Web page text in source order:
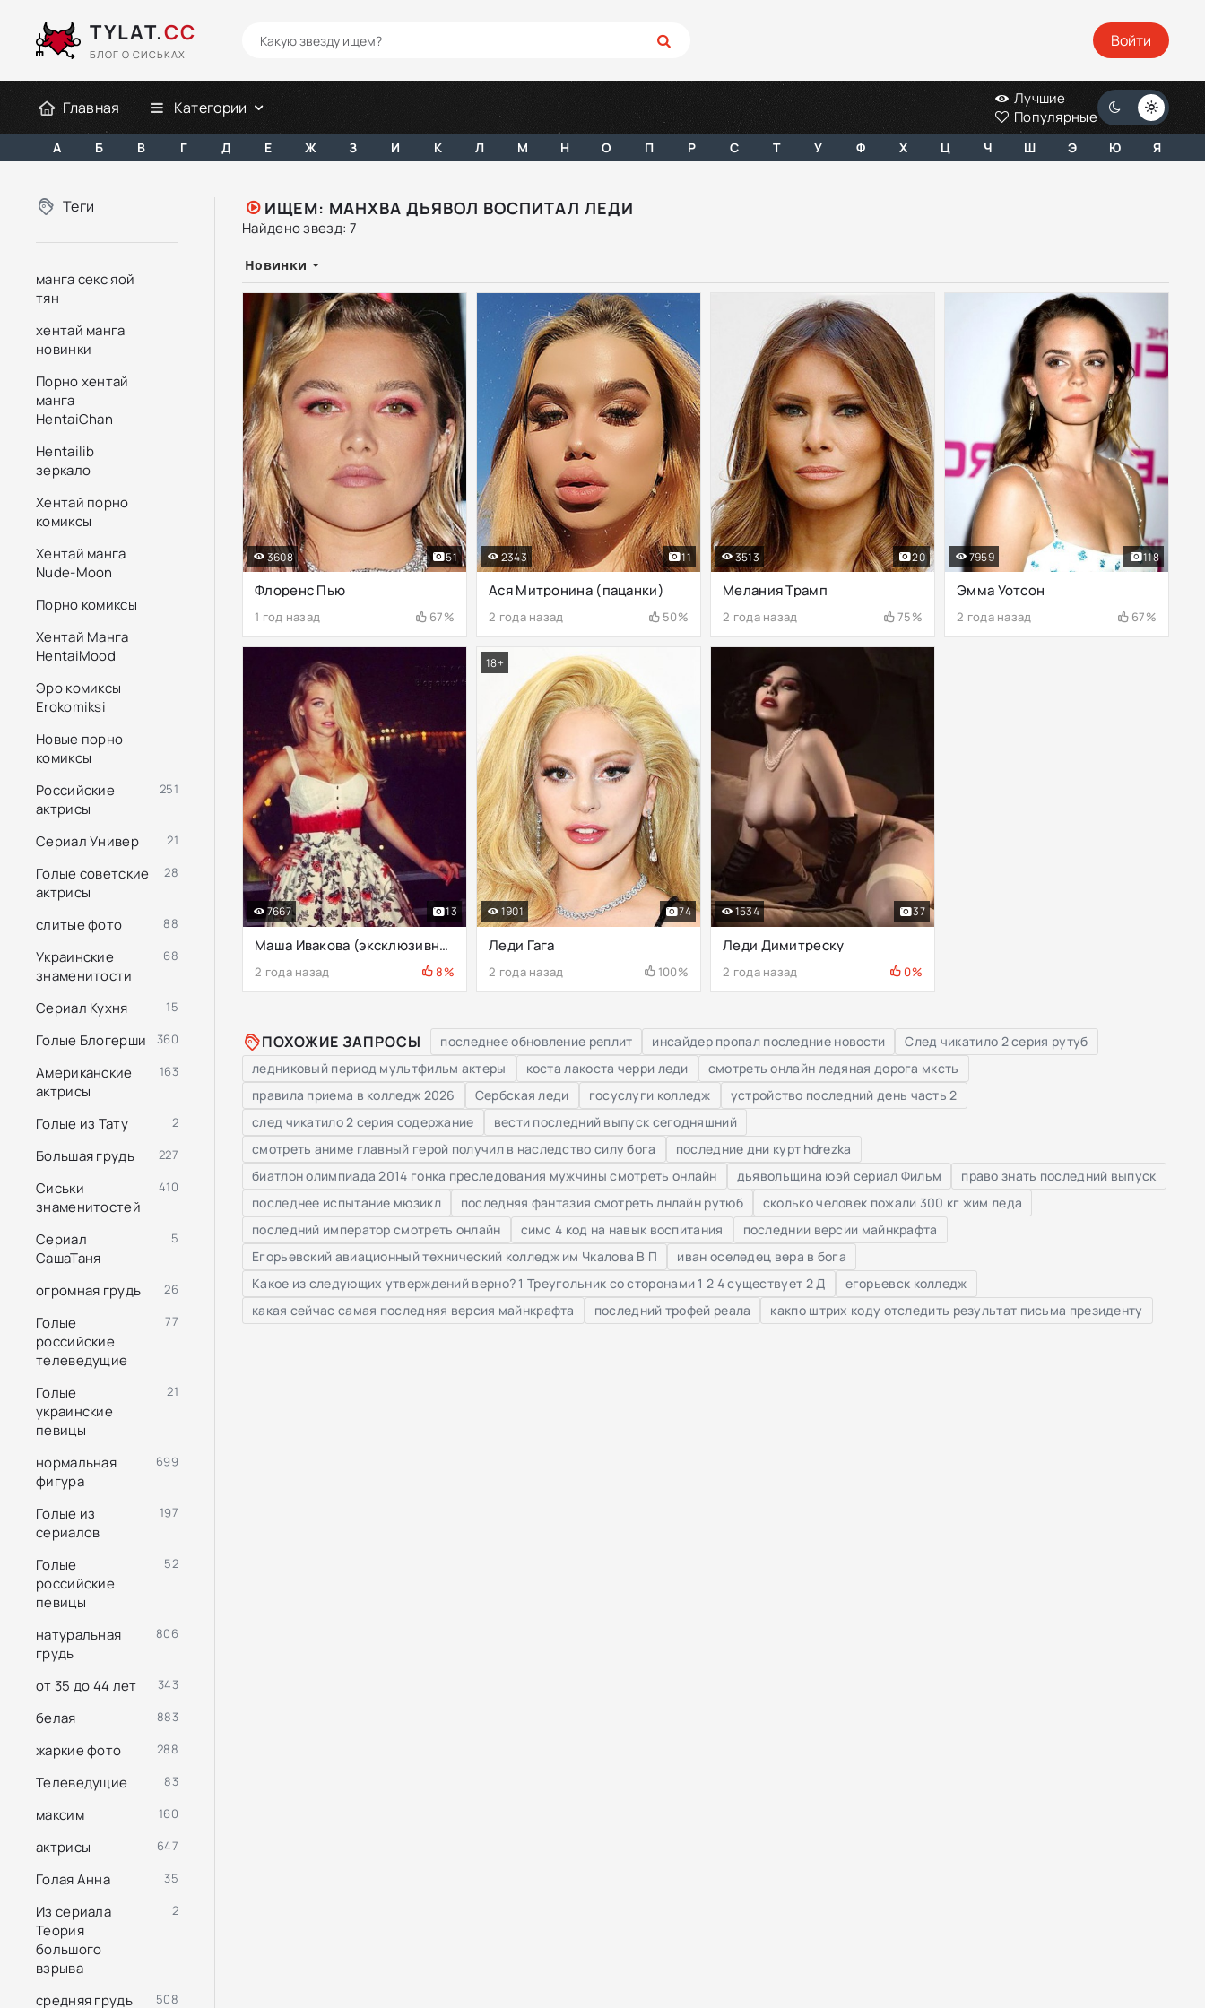
TYLAT.CC
БЛОГ О СИСЬКАХ
Войти
Главная Категории
Лучшие
Популярные
А Б В Г Д Е Ж З И К Л М Н О П Р С Т У Ф Х Ц Ч Ш Э Ю Я
ИЩЕМ: МАНХВА ДЬЯВОЛ ВОСПИТАЛ ЛЕДИ
Найдено звезд: 7
Новинки
Флоренс Пью
1 год назад 67%
3608 51
Ася Митронина (пацанки)
2 года назад 50%
2343 11
Мелания Трамп
2 года назад 75%
3513 20
Эмма Уотсон
2 года назад 67%
7959 118
Маша Ивакова (эксклюзивное фото)
2 года назад 8%
7667 13
Леди Гага
2 года назад 100%
1901 74
18+
Леди Димитреску
2 года назад 0%
1534 37
ПОХОЖИЕ ЗАПРОСЫ последнее обновление реплит инсайдер пропал последние новости
След чикатило 2 серия рутуб
ледниковый период мультфильм актеры
коста лакоста черри леди
смотреть онлайн ледяная дорога мксть
правила приема в колледж 2026
Сербская леди госуслуги колледж
устройство последний день часть 2
след чикатило 2 серия содержание
вести последний выпуск сегодняшний
смотреть аниме главный герой получил в наследство силу бога
последние дни курт hdrezka
биатлон олимпиада 2014 гонка преследования мужчины смотреть онлайн
дьявольщина юэй сериал Фильм
право знать последний выпуск
последнее испытание мюзикл
последняя фантазия смотреть лнлайн рутюб
сколько человек пожали 300 кг жим леда
последний император смотреть онлайн
симс 4 код на навык воспитания
последнии версии майнкрафта
Егорьевский авиационный технический колледж им Чкалова В П
иван оселедец вера в бога
Какое из следующих утверждений верно? 1 Треугольник со сторонами 1 2 4 существует 2 Д
егорьевск колледж
какая сейчас самая последняя версия майнкрафта
последний трофей реала какпо штрих коду отследить результат письма президенту
Теги
манга секс яой
тян
хентай манга
новинки
Порно хентай
манга
HentaiChan
Hentailib
зеркало
Хентай порно
комиксы
Хентай манга
Nude-Moon
Порно комиксы
Хентай Манга
HentaiMood
Эро комиксы
Erokomiksi
Новые порно
комиксы
Российские
актрисы
251
Сериал Универ 21
Голые советские
актрисы
28
слитые фото 88
Украинские
знаменитости
68
Сериал Кухня 15
Голые Блогерши 360
Американские
актрисы
163
Голые из Тату 2
Большая грудь 227
Сиськи
знаменитостей
410
Сериал
СашаТаня
5
огромная грудь 26
Голые
российские
телеведущие
77
Голые
украинские
певицы
21
нормальная
фигура
699
Голые из
сериалов
197
Голые
российские
певицы
52
натуральная
грудь
806
от 35 до 44 лет 343
белая 883
жаркие фото 288
Телеведущие 83
максим 160
актрисы 647
Голая Анна 35
Из сериала
Теория
большого
взрыва
2
средняя грудь 508